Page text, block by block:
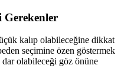
kalıp olabileceğine dikkat
seçimine özen göstermek
dar olabileceği göz önüne